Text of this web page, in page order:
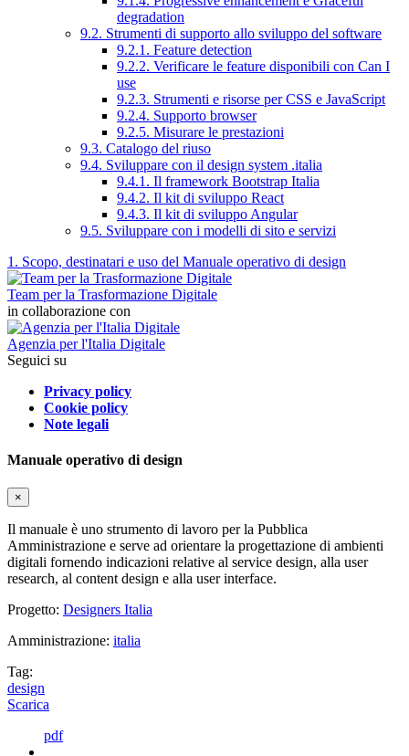
degradation
9.2. Strumenti di supporto allo sviluppo del software
9.2.1. Feature detection
9.2.2. Verificare le feature disponibili con Can I
use
9.2.3. Strumenti e risorse per CSS e JavaScript
9.2.4. Supporto browser
9.2.5. Misurare le prestazioni
9.3. Catalogo del riuso
9.4. Sviluppare con il design system .italia
9.4.1. Il framework Bootstrap Italia
9.4.2. Il kit di sviluppo React
9.4.3. Il kit di sviluppo Angular
9.5. Sviluppare con i modelli di sito e servizi
1. Scopo, destinatari e uso del Manuale operativo di design
Team per la Trasformazione Digitale
in collaborazione con
Agenzia per l'Italia Digitale
Seguici su
Privacy policy
Cookie policy
Note legali
Manuale operativo di design
×
Il manuale è uno strumento di lavoro per la Pubblica
Amministrazione e serve ad orientare la progettazione di ambienti
digitali fornendo indicazioni relative al service design, alla user
research, al content design e alla user interface.
Progetto: Designers Italia
Amministrazione: italia
Tag:
design
Scarica
pdf